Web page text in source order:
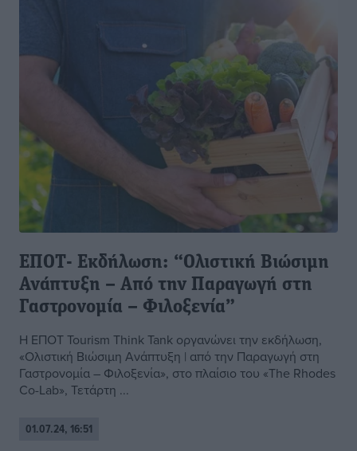
ΕΠΟΤ- Εκδήλωση: “Ολιστική Βιώσιμη
Ανάπτυξη – Από την Παραγωγή στη
Γαστρονομία – Φιλοξενία”
Η ΕΠΟΤ Tourism Think Tank οργανώνει την εκδήλωση,
«Ολιστική Βιώσιμη Ανάπτυξη | από την Παραγωγή στη
Γαστρονομία – Φιλοξενία», στο πλαίσιο του «The Rhodes
Co-Lab», Τετάρτη ...
01.07.24, 16:51